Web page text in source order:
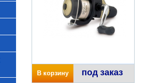
В корзину под заказ